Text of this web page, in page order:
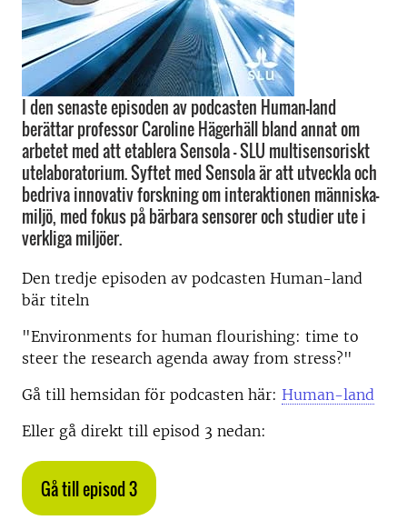
I den senaste episoden av podcasten Human-land
berättar professor Caroline Hägerhäll bland annat om
arbetet med att etablera Sensola – SLU multisensoriskt
utelaboratorium. Syftet med Sensola är att utveckla och
bedriva innovativ forskning om interaktionen människa-
miljö, med fokus på bärbara sensorer och studier ute i
verkliga miljöer.
Den tredje episoden av podcasten Human-land
bär titeln
"Environments for human flourishing: time to
steer the research agenda away from stress?"
Gå till hemsidan för podcasten här: Human-land
Eller gå direkt till episod 3 nedan:
Gå till episod 3